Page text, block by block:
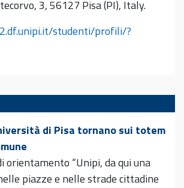
3, 56127 Pisa (PI), Italy.
studenti/profili/?
di Pisa tornano sui totem
orientamento “Unipi, da qui una
piazze e nelle strade cittadine